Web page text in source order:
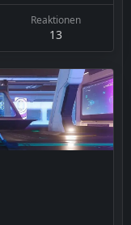
Reaktionen
13